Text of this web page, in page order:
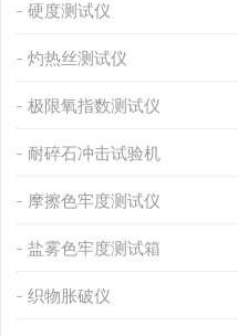
硬度测试仪
灼热丝测试仪
极限氧指数测试仪
耐碎石冲击试验机
摩擦色牢度测试仪
盐雾色牢度测试箱
织物胀破仪